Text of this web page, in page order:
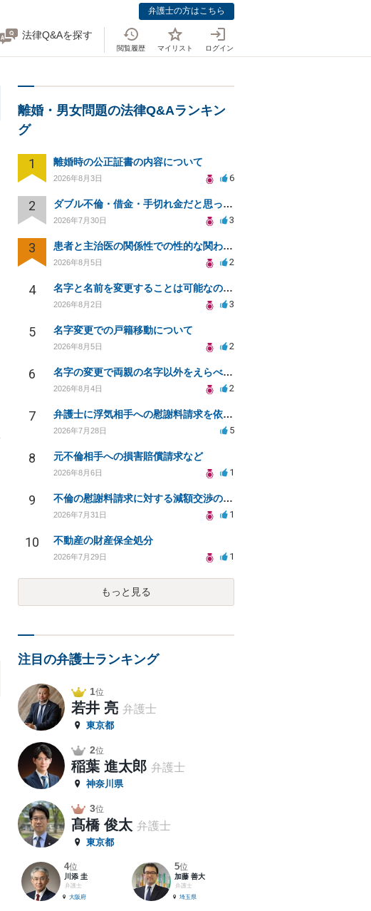
弁護士の方はこちら
法律Q&Aを探す
閲覧履歴 マイリスト ログイン
離婚・男女問題の法律Q&Aランキン
グ
1 離婚時の公正証書の内容について
2026年8月3日 6
2 ダブル不倫・借金・手切れ金だと思っていたお金を1年後いまさら脅迫罪として通知書が来てまとめて請求
2026年7月30日 3
3 患者と主治医の関係性での性的な関わりからのトラブル
2026年8月5日 2
4 名字と名前を変更することは可能なのか？
2026年8月2日 3
5 名字変更での戸籍移動について
2026年8月5日 2
6 名字の変更で両親の名字以外をえらべるのか？
2026年8月4日 2
7 弁護士に浮気相手への慰謝料請求を依頼する費用相場は？
2026年7月28日 5
8 元不倫相手への損害賠償請求など
2026年8月6日 1
9 不倫の慰謝料請求に対する減額交渉の可能性と対策
2026年7月31日 1
10 不動産の財産保全処分
2026年7月29日 1
もっと見る
注目の弁護士ランキング
1位
若井 亮 弁護士
東京都
2位
稲葉 進太郎 弁護士
神奈川県
3位
髙橋 俊太 弁護士
東京都
4位
川添 圭
弁護士
大阪府
5位
加藤 善大
弁護士
埼玉県